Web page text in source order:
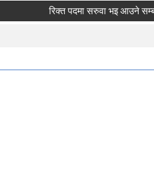
रिक्त पदमा सरुवा भइ आउने सम्बन्धी